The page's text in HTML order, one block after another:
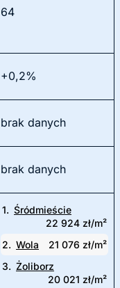
64
+0,2%
brak danych
brak danych
1. Śródmieście
22 924 zł/m²
2. Wola
21 076 zł/m²
3. Żoliborz
20 021 zł/m²